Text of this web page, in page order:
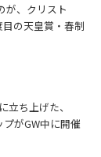
が、クリスト
の天皇賞・春制
ち上げた、
プがGW中に開催